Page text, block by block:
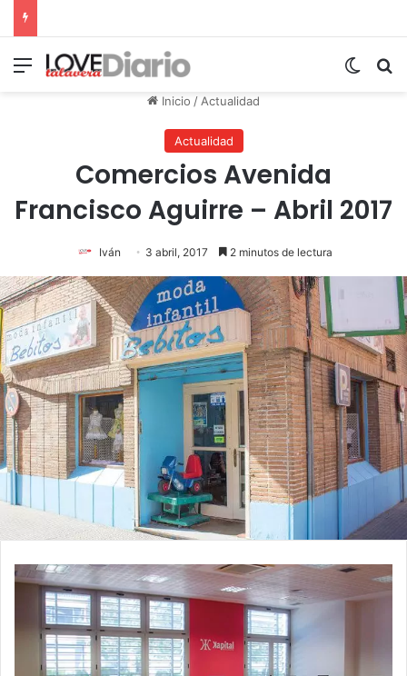
Menú
Inicio /Actualidad
Actualidad
Comercios Avenida
Francisco Aguirre – Abril 2017
Iván 3 abril, 2017 2 minutos de lectura